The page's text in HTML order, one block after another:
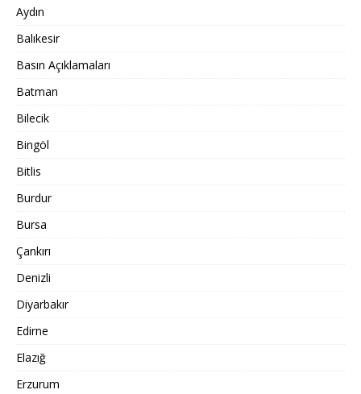
Aydın
Balıkesir
Basın Açıklamaları
Batman
Bilecik
Bingöl
Bitlis
Burdur
Bursa
Çankırı
Denizli
Diyarbakır
Edirne
Elazığ
Erzurum